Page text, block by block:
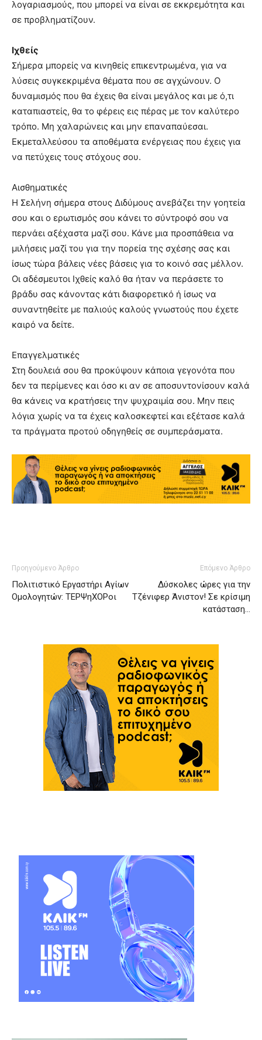
λογαριασμούς, που μπορεί να είναι σε εκκρεμότητα και
σε προβληματίζουν.
Ιχθείς
Σήμερα μπορείς να κινηθείς επικεντρωμένα, για να
λύσεις συγκεκριμένα θέματα που σε αγχώνουν. Ο
δυναμισμός που θα έχεις θα είναι μεγάλος και με ό,τι
καταπιαστείς, θα το φέρεις εις πέρας με τον καλύτερο
τρόπο. Μη χαλαρώνεις και μην επαναπαύεσαι.
Εκμεταλλεύσου τα αποθέματα ενέργειας που έχεις για
να πετύχεις τους στόχους σου.
Αισθηματικές
Η Σελήνη σήμερα στους Διδύμους ανεβάζει την γοητεία
σου και ο ερωτισμός σου κάνει το σύντροφό σου να
περνάει αξέχαστα μαζί σου. Κάνε μια προσπάθεια να
μιλήσεις μαζί του για την πορεία της σχέσης σας και
ίσως τώρα βάλεις νέες βάσεις για το κοινό σας μέλλον.
Οι αδέσμευτοι Ιχθείς καλό θα ήταν να περάσετε το
βράδυ σας κάνοντας κάτι διαφορετικό ή ίσως να
συναντηθείτε με παλιούς καλούς γνωστούς που έχετε
καιρό να δείτε.
Επαγγελματικές
Στη δουλειά σου θα προκύψουν κάποια γεγονότα που
δεν τα περίμενες και όσο κι αν σε αποσυντονίσουν καλά
θα κάνεις να κρατήσεις την ψυχραιμία σου. Μην πεις
λόγια χωρίς να τα έχεις καλοσκεφτεί και εξέτασε καλά
τα πράγματα προτού οδηγηθείς σε συμπεράσματα.
Προηγούμενο Άρθρο
Πολιτιστικό Εργαστήρι Αγίων
Ομολογητών: ΤΕΡΨηΧΟΡοι
Επόμενο Άρθρο
Δύσκολες ώρες για την
Τζένιφερ Άνιστον! Σε κρίσιμη
κατάσταση…